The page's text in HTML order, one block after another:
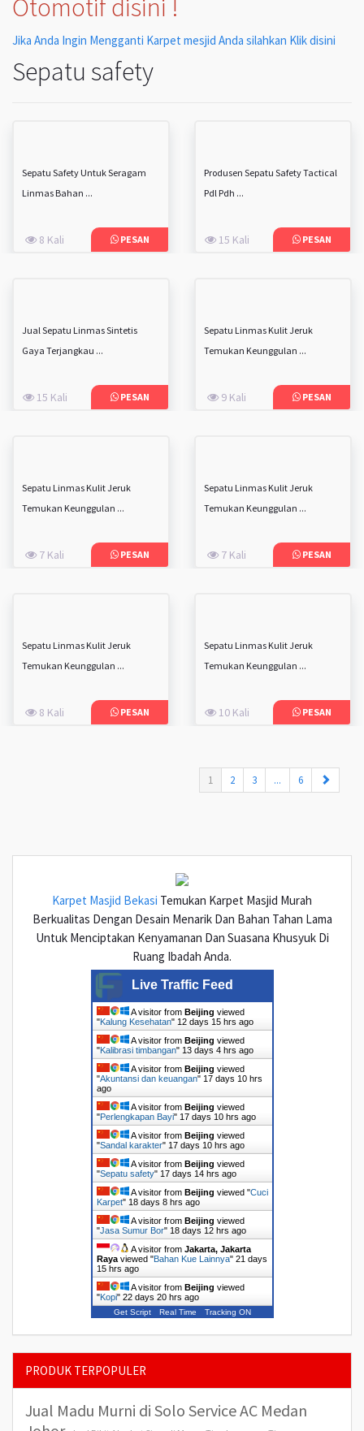
Otomotif disini !
Jika Anda Ingin Mengganti Karpet mesjid Anda silahkan Klik disini
Sepatu safety
Sepatu Safety Untuk Seragam
Linmas Bahan ...
8 Kali PESAN
Produsen Sepatu Safety Tactical
Pdl Pdh ...
15 Kali PESAN
Jual Sepatu Linmas Sintetis
Gaya Terjangkau ...
15 Kali PESAN
Sepatu Linmas Kulit Jeruk
Temukan Keunggulan ...
9 Kali PESAN
Sepatu Linmas Kulit Jeruk
Temukan Keunggulan ...
7 Kali PESAN
Sepatu Linmas Kulit Jeruk
Temukan Keunggulan ...
7 Kali PESAN
Sepatu Linmas Kulit Jeruk
Temukan Keunggulan ...
8 Kali PESAN
Sepatu Linmas Kulit Jeruk
Temukan Keunggulan ...
10 Kali PESAN
1 (current)
2 3 ... 6
Karpet Masjid Bekasi Temukan Karpet Masjid Murah
Berkualitas Dengan Desain Menarik Dan Bahan Tahan Lama
Untuk Menciptakan Kenyamanan Dan Suasana Khusyuk Di
Ruang Ibadah Anda.
Live Traffic Feed
A visitor from Beijing viewed
"Kalung Kesehatan" 12 days 15 hrs ago
A visitor from Beijing viewed
"Kalibrasi timbangan" 13 days 4 hrs ago
A visitor from Beijing viewed
"Akuntansi dan keuangan" 17 days 10 hrs
ago
A visitor from Beijing viewed
"Perlengkapan Bayi" 17 days 10 hrs ago
A visitor from Beijing viewed
"Sandal karakter" 17 days 10 hrs ago
A visitor from Beijing viewed
"Sepatu safety" 17 days 14 hrs ago
A visitor from Beijing viewed "Cuci
Karpet" 18 days 8 hrs ago
A visitor from Beijing viewed
"Jasa Sumur Bor" 18 days 12 hrs ago
A visitor from Jakarta, Jakarta
Rayaviewed "Bahan Kue Lainnya" 21 days
15 hrs ago
A visitor from Beijing viewed
"Kopi" 22 days 20 hrs ago
Get Script Real Time Tracking ON
PRODUK TERPOPULER
Jual Madu Murni di Solo Service AC Medan